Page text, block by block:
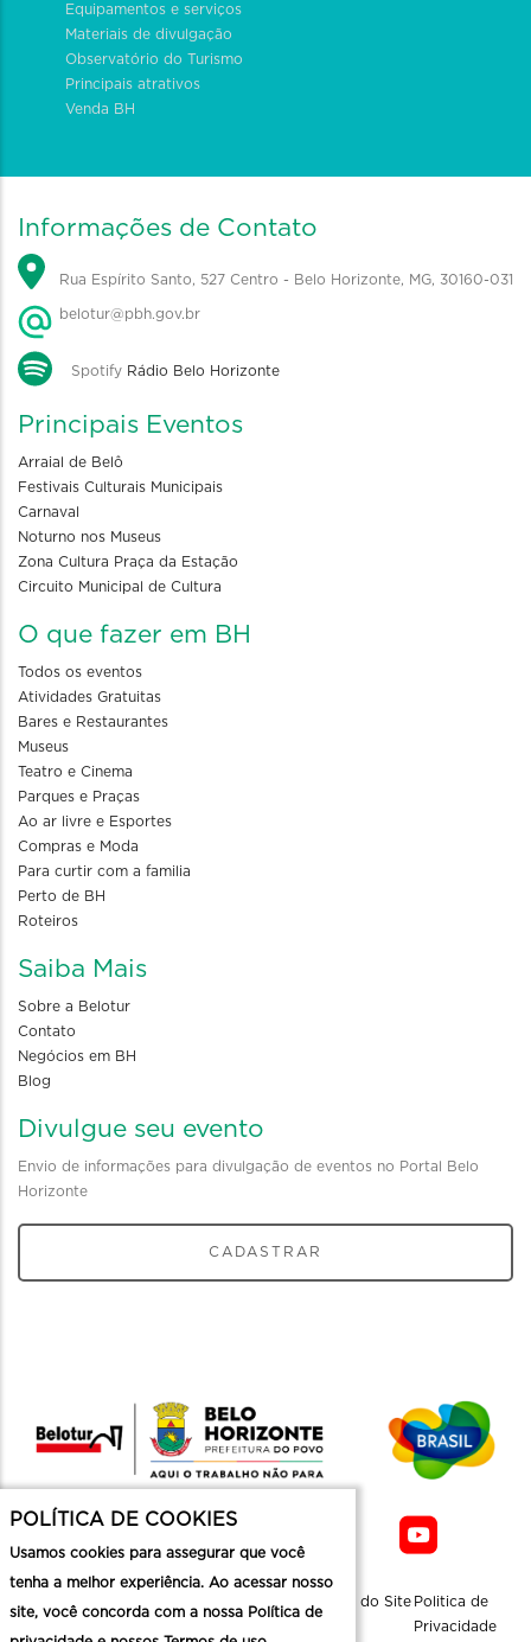
Equipamentos e serviços
Materiais de divulgação
Observatório do Turismo
Principais atrativos
Venda BH
Informações de Contato
Rua Espírito Santo, 527 Centro - Belo Horizonte, MG, 30160-031
belotur@pbh.gov.br
Spotify Rádio Belo Horizonte
Principais Eventos
Arraial de Belô
Festivais Culturais Municipais
Carnaval
Noturno nos Museus
Zona Cultura Praça da Estação
Circuito Municipal de Cultura
O que fazer em BH
Todos os eventos
Atividades Gratuitas
Bares e Restaurantes
Museus
Teatro e Cinema
Parques e Praças
Ao ar livre e Esportes
Compras e Moda
Para curtir com a familia
Perto de BH
Roteiros
Saiba Mais
Sobre a Belotur
Contato
Negócios em BH
Blog
Divulgue seu evento
Envio de informações para divulgação de eventos no Portal Belo
Horizonte
CADASTRAR
Mapa do Site Politica de
Privacidade
POLÍTICA DE COOKIES
Usamos cookies para assegurar que você
tenha a melhor experiência. Ao acessar nosso
site, você concorda com a nossa Política de